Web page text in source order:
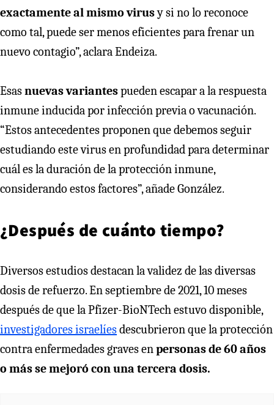
exactamente al mismo virusy si no lo reconoce
como tal, puede ser menos eficientes para frenar un
nuevo contagio”, aclara Endeiza.
Esasnuevas variantespueden escapar a la respuesta
inmune inducida por infección previa o vacunación.
“Estos antecedentes proponen que debemos seguir
estudiando este virus en profundidad para determinar
cuál es la duración de la protección inmune,
considerando estos factores”, añade González.
¿Después de cuánto tiempo?
Diversos estudios destacan la validez de las diversas
dosis de refuerzo. En septiembre de 2021, 10 meses
después de que la Pfizer-BioNTech estuvo disponible,
investigadores israelíesdescubrieron que la protección
contra enfermedades graves enpersonas de 60 años
o más se mejoró con una tercera dosis.